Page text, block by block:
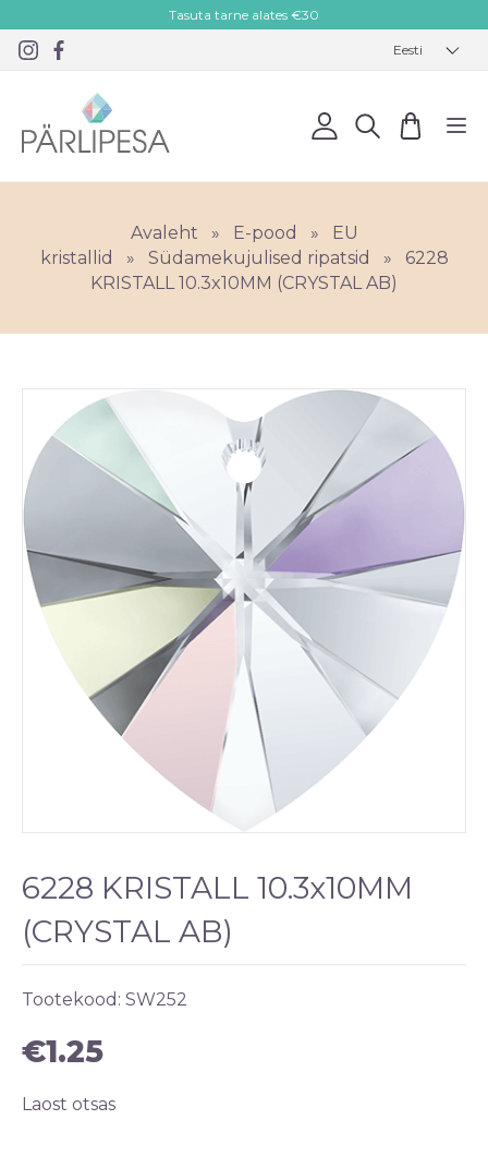
Tasuta tarne alates €30
Eesti
Avaleht » E-pood »
EU
kristallid
» Südamekujulised ripatsid »
6228
KRISTALL 10.3x10MM (CRYSTAL AB)
6228 KRISTALL 10.3x10MM
(CRYSTAL AB)
Tootekood: SW252
€1.25
Laost otsas